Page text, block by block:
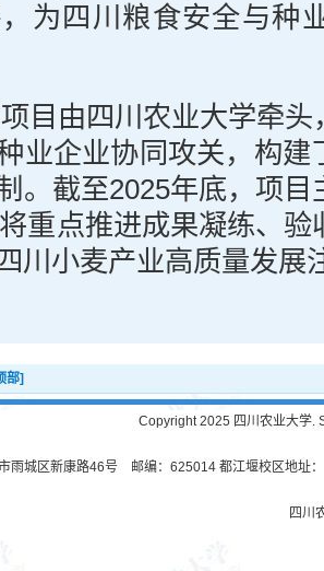
为四川粮食安全与种
目由四川农业大学牵
业企业协同攻关，构建
。截至2025年底，项
重点推进成果凝练、
川小麦产业高质量发展
部]
Copyright 2025 四川农业大学.
雨城区新康路46号 邮编：625014 都江堰校区地址
四川